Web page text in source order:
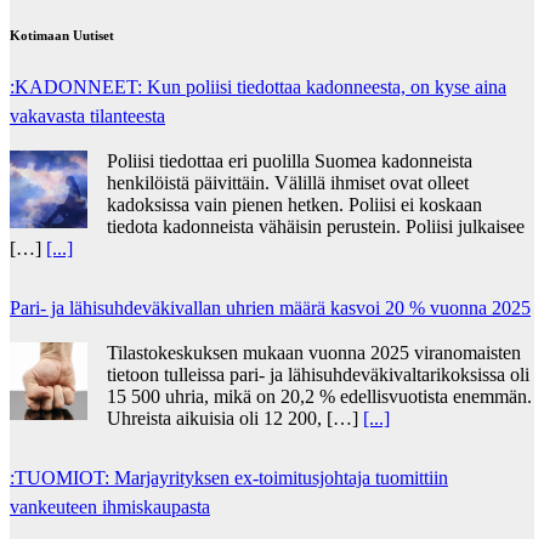
Kotimaan Uutiset
:KADONNEET: Kun poliisi tiedottaa kadonneesta, on kyse aina
vakavasta tilanteesta
Poliisi tiedottaa eri puolilla Suomea kadonneista
henkilöistä päivittäin. Välillä ihmiset ovat olleet
kadoksissa vain pienen hetken. Poliisi ei koskaan
tiedota kadonneista vähäisin perustein. Poliisi julkaisee
[…] [...]
Pari- ja lähisuhdeväkivallan uhrien määrä kasvoi 20 % vuonna 2025
Tilastokeskuksen mukaan vuonna 2025 viranomaisten
tietoon tulleissa pari- ja lähisuhdeväkivaltarikoksissa oli
15 500 uhria, mikä on 20,2 % edellisvuotista enemmän.
Uhreista aikuisia oli 12 200, […] [...]
:TUOMIOT: Marjayrityksen ex-toimitusjohtaja tuomittiin
vankeuteen ihmiskaupasta